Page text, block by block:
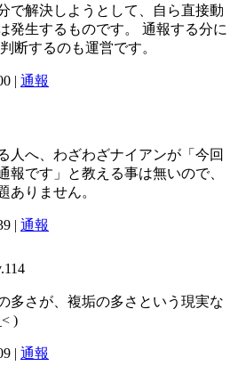
で解決しようとして、自ら直接動
発生するものです。 通報する分に
断するのも運営です。
| 通報
人へ、わざわざナイアンが「今回
報です」と教える事は無いので、
ありません。
| 通報
多さが、複垢の多さという現実な
)
| 通報